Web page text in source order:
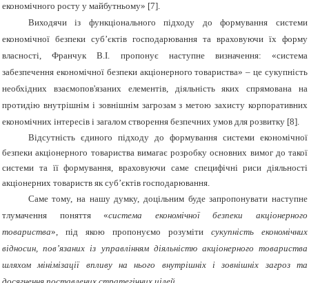
економічного росту у майбутньому» [7].
Виходячи із функціонального підходу до формування системи
економічної безпеки суб’єктів господарювання та враховуючи їх форму
власності, Франчук В.І. пропонує наступне визначення: «система
забезпечення економічної безпеки акціонерного товариства» – це сукупність
необхідних взаємопов'язаних елементів, діяльність яких спрямована на
протидію внутрішнім і зовнішнім загрозам з метою захисту корпоративних
економічних інтересів і загалом створення безпечних умов для розвитку [8].
Відсутність єдиного підходу до формування системи економічної
безпеки акціонерного товариства вимагає розробку основних вимог до такої
системи та її формування, враховуючи саме специфічні риси діяльності
акціонерних товариств як суб’єктів господарювання.
Саме тому, на нашу думку, доцільним буде запропонувати наступне
тлумачення поняття «система економічної безпеки акціонерного
товариства», під якою пропонуємо розуміти сукупність економічних
відносин, пов’язаних із управлінням діяльністю акціонерного товариства
шляхом мінімізації впливу на нього внутрішніх і зовнішніх загроз та